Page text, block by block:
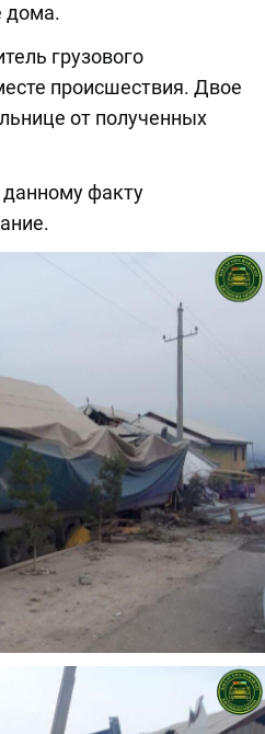
дома.
грузового
происшествия. Двое
от полученных
факту